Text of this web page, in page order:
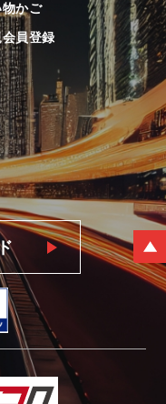
物かご
員登録